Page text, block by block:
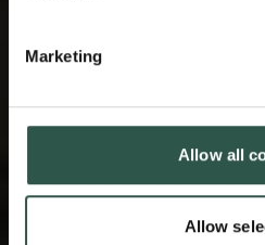
Marketing
Allow all
Allow